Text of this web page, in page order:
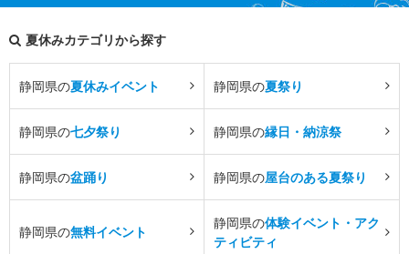
夏休みカテゴリから探す
静岡県の夏休みイベント 静岡県の夏祭り
静岡県の七夕祭り 静岡県の縁日・納涼祭
静岡県の盆踊り 静岡県の屋台のある夏祭り
静岡県の無料イベント
静岡県の体験イベント・アク
ティビティ